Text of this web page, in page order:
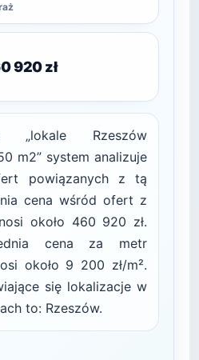
920 zł
„lokale Rzeszów
m2” system analizuje
powiązanych z tą
cena wśród ofert z
około 460 920 zł.
cena za metr
około 9 200 zł/m².
się lokalizacje w
to: Rzeszów.